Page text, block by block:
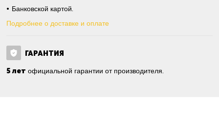
Банковской картой.
Подробнее о доставке и оплате
ГАРАНТИЯ
5 лет официальной гарантии от производителя.